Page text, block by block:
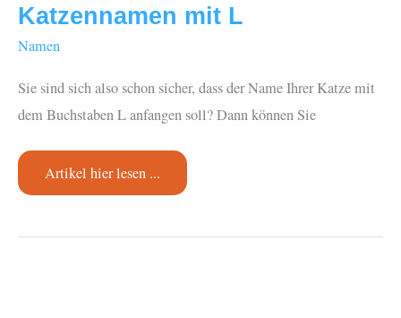
Katzennamen mit L
Namen
Sie sind sich also schon sicher, dass der Name Ihrer Katze mit
dem Buchstaben L anfangen soll? Dann können Sie
Katzennamen
mit
Artikel hier lesen ...